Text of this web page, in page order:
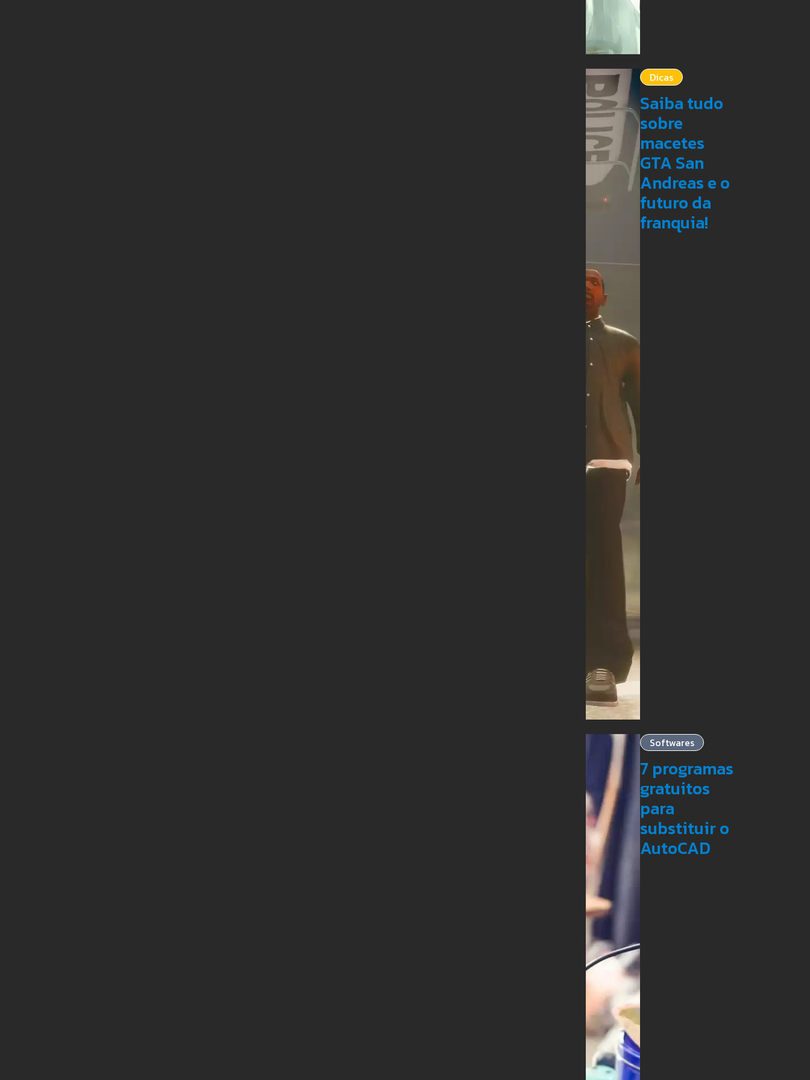
Dicas
Saiba tudo
sobre
macetes
GTA San
Andreas e o
futuro da
franquia!
Softwares
7 programas
gratuitos
para
substituir o
AutoCAD